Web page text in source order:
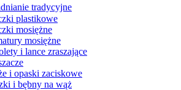
tradycyjne
plastikowe
mosiężne
mosiężne
i lance zraszające
i opaski zaciskowe
i bębny na wąż